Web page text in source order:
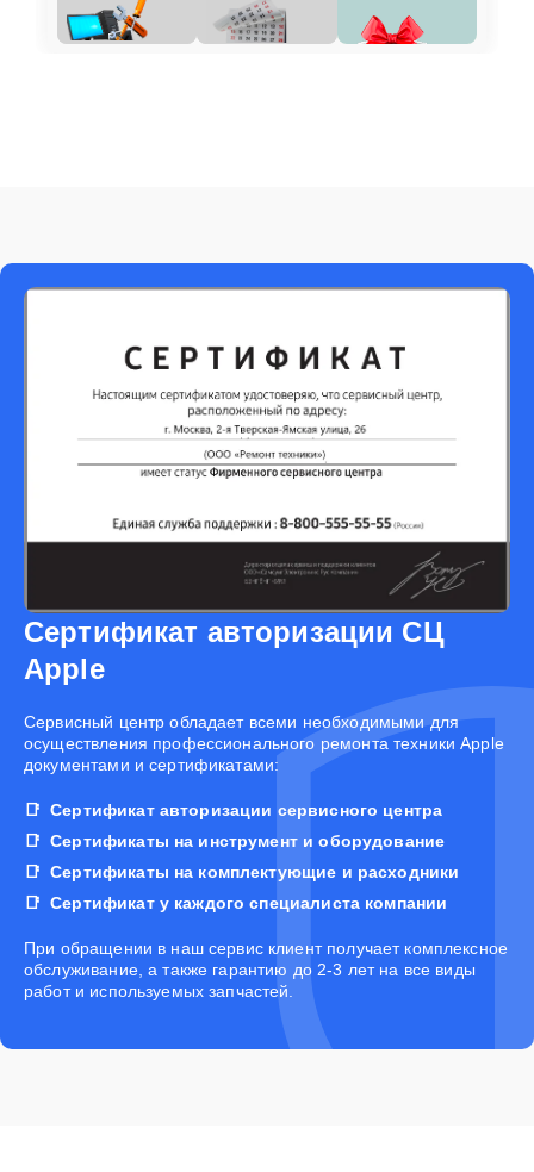
Сертификат авторизации СЦ
Apple
Cервисный центр обладает всеми необходимыми для
осуществления профессионального ремонта техники Apple
документами и сертификатами:
Сертификат авторизации сервисного центра
Сертификаты на инструмент и оборудование
Сертификаты на комплектующие и расходники
Сертификат у каждого специалиста компании
При обращении в наш сервис клиент получает комплексное
обслуживание, а также гарантию до 2-3 лет на все виды
работ и используемых запчастей.